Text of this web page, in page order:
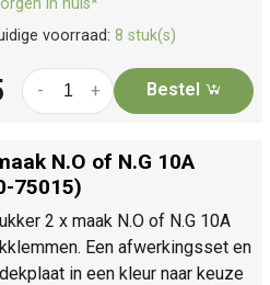
voorraad: 8 stuk(s)
+
- Bestel
N.O of N.G 10A
75015)
2 x maak N.O of N.G 10A
Een afwerkingsset en
in een kleur naar keuze